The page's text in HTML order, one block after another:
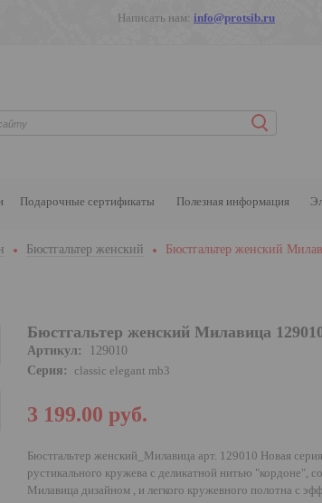
Написать нам: info@protsib.ru
Подарочные сертификаты Полезная информация
Бюстгальтер женский Бюстгальтер женский
Бюстгальтер женский Милавица
Артикул:
129010
Серия:
classic elegant mb3
3 199.00 руб.
Бюстгальтер женский_Милавица арт. 129010 Новая
рустикального кружева с деликатной нитью "кордоне",
Милавица дизайном , и легкого кружевного полотна с